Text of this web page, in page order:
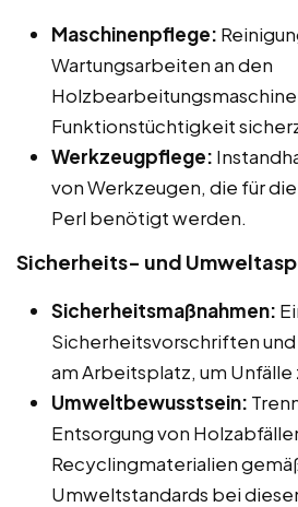
Maschinenpflege:
Wartungsarbeiten an den
Funktionstüchtigkeit
Werkzeugpflege:
von Werkzeugen, die für
Perl benötigt werden.
Sicherheits- und
Sicherheitsmaßnahmen:
Sicherheitsvorschriften
am Arbeitsplatz, um Unfälle
Umweltbewusstsein:
Entsorgung von
Recyclingmaterialien
Umweltstandards bei